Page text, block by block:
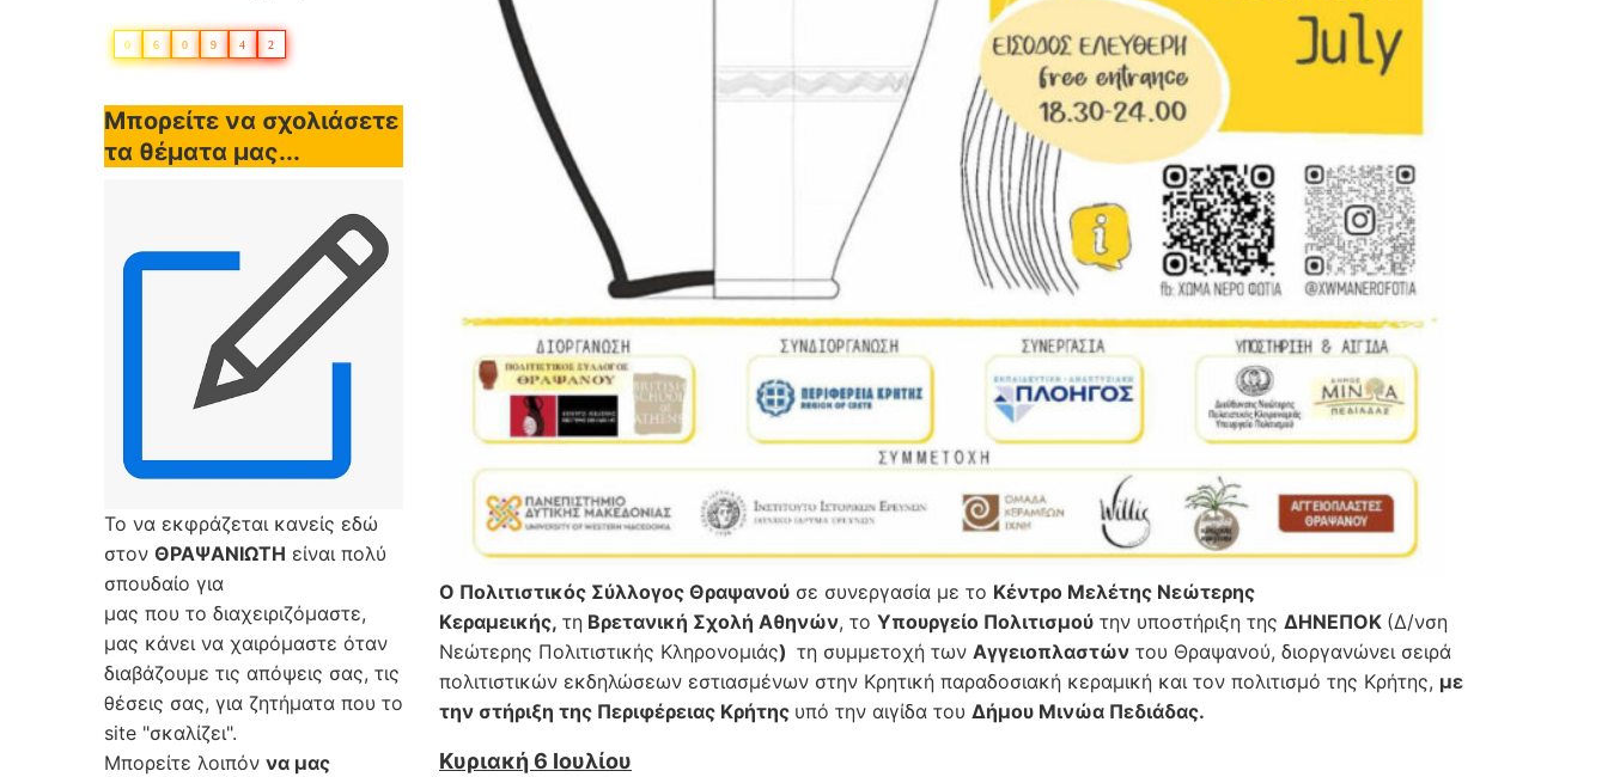
0 6 0 9 4 2
Μπορείτε να σχολιάσετε
τα θέματα μας...
Το να εκφράζεται κανείς εδώ
στον ΘΡΑΨΑΝΙΩΤΗ είναι πολύ
σπουδαίο για
μας που το διαχειριζόμαστε,
μας κάνει να χαιρόμαστε όταν
διαβάζουμε τις απόψεις σας, τις
θέσεις σας, για ζητήματα που το
site "σκαλίζει".
Μπορείτε λοιπόν να μας
Ο Πολιτιστικός Σύλλογος Θραψανού σε συνεργασία με τo Κέντρο Μελέτης Νεώτερης
Κεραμεικής, τη Βρετανική Σχολή Αθηνών, το Υπουργείο Πολιτισμού την υποστήριξη της ΔΗΝΕΠΟΚ (Δ/νση
Νεώτερης Πολιτιστικής Κληρονομιάς) τη συμμετοχή των Αγγειοπλαστών του Θραψανού, διοργανώνει σειρά
πολιτιστικών εκδηλώσεων εστιασμένων στην Κρητική παραδοσιακή κεραμική και τον πολιτισμό της Κρήτης, με
την στήριξη της Περιφέρειας Κρήτης υπό την αιγίδα του Δήμου Μινώα Πεδιάδας.
Κυριακή 6 Ιουλίου